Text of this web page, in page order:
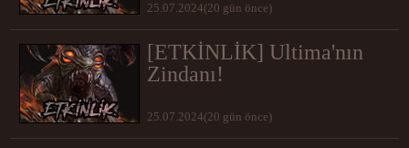
25.07.2024(20 gün önce)
[ETKİNLİK] Ultima'nın
Zindanı!
25.07.2024(20 gün önce)